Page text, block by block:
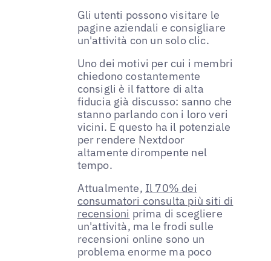
Gli utenti possono visitare le
pagine aziendali e consigliare
un'attività con un solo clic.
Uno dei motivi per cui i membri
chiedono costantemente
consigli è il fattore di alta
fiducia già discusso: sanno che
stanno parlando con i loro veri
vicini. E questo ha il potenziale
per rendere Nextdoor
altamente dirompente nel
tempo.
Attualmente, Il 70% dei
consumatori consulta più siti di
recensioni prima di scegliere
un'attività, ma le frodi sulle
recensioni online sono un
problema enorme ma poco